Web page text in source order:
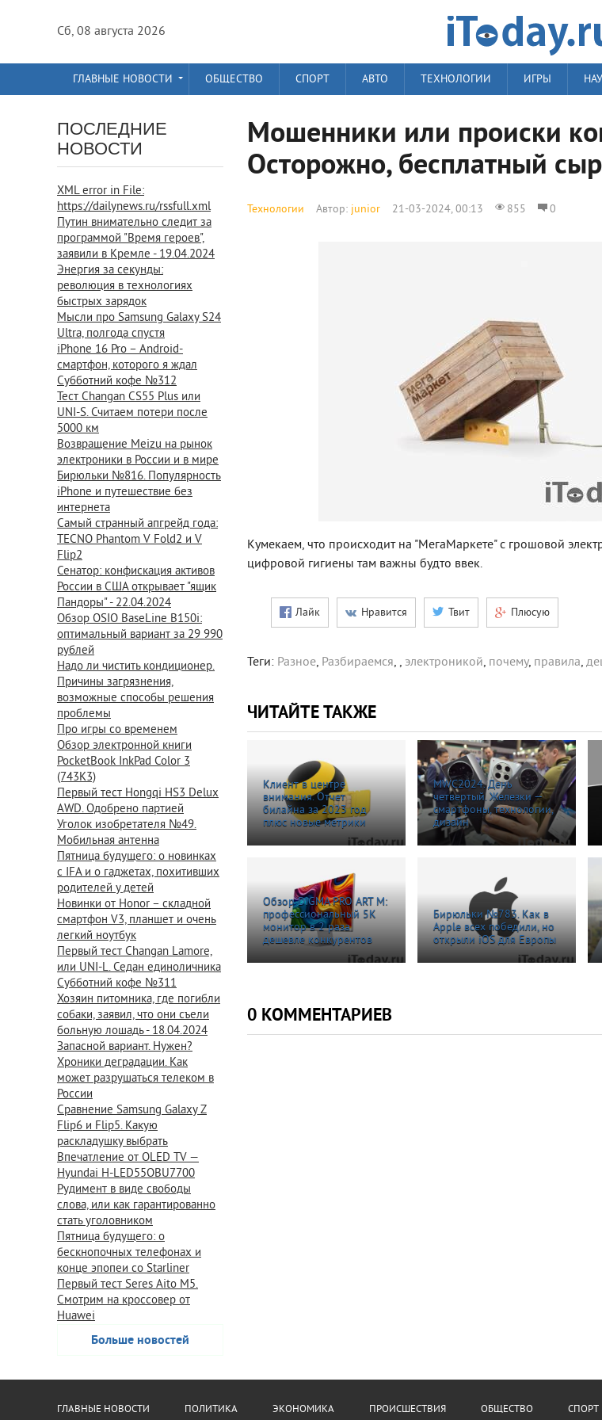
Сб, 08 августа 2026
ГЛАВНЫЕ НОВОСТИ ОБЩЕСТВО СПОРТ АВТО ТЕХНОЛОГИИ ИГРЫ
ПОСЛЕДНИЕ
НОВОСТИ
XML error in File:
https://dailynews.ru/rssfull.xml
Путин внимательно следит за
программой "Время героев",
заявили в Кремле - 19.04.2024
Энергия за секунды:
революция в технологиях
быстрых зарядок
Мысли про Samsung Galaxy S24
Ultra, полгода спустя
iPhone 16 Pro – Android-
смартфон, которого я ждал
Субботний кофе №312
Тест Changan CS55 Plus или
UNI-S. Считаем потери после
5000 км
Возвращение Meizu на рынок
электроники в России и в мире
Бирюльки №816. Популярность
iPhone и путешествие без
интернета
Самый странный апгрейд года:
TECNO Phantom V Fold2 и V
Flip2
Сенатор: конфискация активов
России в США открывает "ящик
Пандоры" - 22.04.2024
Обзор OSIO BaseLine B150i:
оптимальный вариант за 29 990
рублей
Надо ли чистить кондиционер.
Причины загрязнения,
возможные способы решения
проблемы
Про игры со временем
Обзор электронной книги
PocketBook InkPad Color 3
(743K3)
Первый тест Hongqi HS3 Delux
AWD. Одобрено партией
Уголок изобретателя №49.
Мобильная антенна
Пятница будущего: о новинках
с IFA и о гаджетах, похитивших
родителей у детей
Новинки от Honor – складной
смартфон V3, планшет и очень
легкий ноутбук
Первый тест Changan Lamore,
или UNI-L. Седан единоличника
Субботний кофе №311
Хозяин питомника, где погибли
собаки, заявил, что они съели
больную лошадь - 18.04.2024
Запасной вариант. Нужен?
Хроники деградации. Как
может разрушаться телеком в
России
Сравнение Samsung Galaxy Z
Flip6 и Flip5. Какую
раскладушку выбрать
Впечатление от OLED TV —
Hyundai H-LED55OBU7700
Рудимент в виде свободы
слова, или как гарантированно
стать уголовником
Пятница будущего: о
бескнопочных телефонах и
конце эпопеи со Starliner
Первый тест Seres Aito M5.
Смотрим на кроссовер от
Huawei
Больше новостей
Мошенники или происки
Осторожно, бесплатный
Технологии Автор: junior 21-03-2024, 00:13 855 0
Кумекаем, что происходит на "МегаМаркете" с грошовой
цифровой гигиены там важны будто ввек.
Лайк Нравится Твит Плюсую
Теги: Разное, Разбираемся, , электроникой, почему, правила,
ЧИТАЙТЕ ТАКЖЕ
Клиент в центре
внимания. Отчет
билайна за 2023 год
плюс новые метрики
MWC2024. День
четвертый. Железки —
смартфоны, технологии,
дизайн
Обзор DIGMA PRO ART M:
профессиональный 5К
монитор в 2 раза
дешевле конкурентов
Бирюльки №783. Как в
Apple всех победили, но
открыли iOS для Европы
0 КОММЕНТАРИЕВ
ГЛАВНЫЕ НОВОСТИ ПОЛИТИКА ЭКОНОМИКА ПРОИСШЕСТВИЯ ОБЩЕСТВО СПОРТ